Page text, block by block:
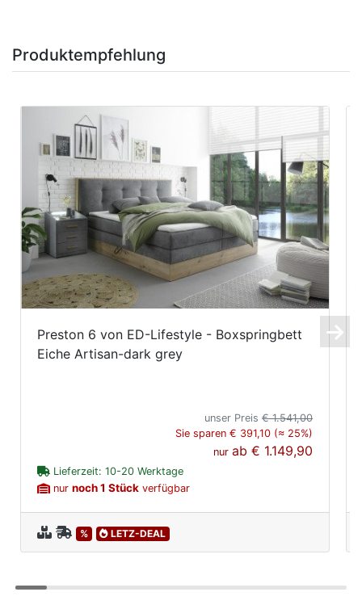
Produktempfehlung
Preston 6 von ED-Lifestyle - Boxspringbett
Eiche Artisan-dark grey
unser Preis€ 1.541,00
Sie sparen € 391,10 (≈ 25%)
nurab€ 1.149,90
Lieferzeit: 10-20 Werktage
nur noch 1 Stück verfügbar
% LETZ-DEAL